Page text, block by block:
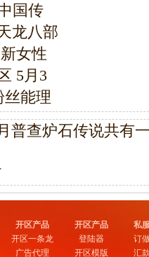
国传
龙八部
女性
5月3
能理
普查炉石传说共有
开区产品
开区一条龙
广告代理
开区产品
登陆器
开区模版
私
订
汇